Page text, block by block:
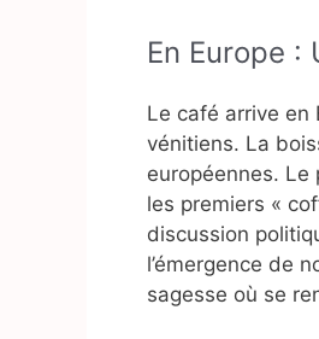
En Europe
Le café arrive en
vénitiens. La
européennes. Le
les premiers «
discussion
l’émergence de
sagesse où se